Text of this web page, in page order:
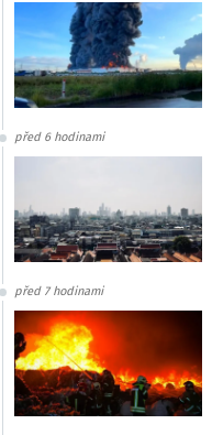
před 6 hodinami
před 7 hodinami